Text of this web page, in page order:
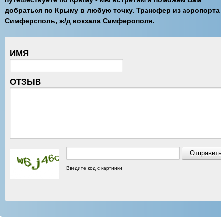
добраться по Крыму в любую точку. Трансфер из аэропорта
Симферополь, ж/д вокзала Симферополя.
ИМЯ
ОТЗЫВ
Введите код с картинки